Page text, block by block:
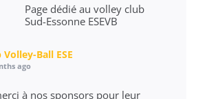
Page dédié au volley club
Sud-Essonne ESEVB
Volley-Ball ESE
ago
à nos sponsors pour leur